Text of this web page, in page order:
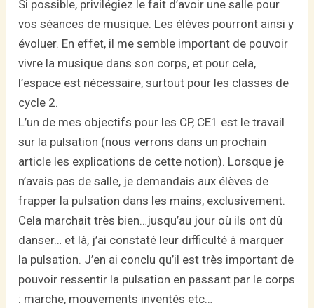
Si possible, privilégiez le fait d’avoir une salle pour
vos séances de musique. Les élèves pourront ainsi y
évoluer. En effet, il me semble important de pouvoir
vivre la musique dans son corps, et pour cela,
l’espace est nécessaire, surtout pour les classes de
cycle 2.
L’un de mes objectifs pour les CP, CE1 est le travail
sur la pulsation (nous verrons dans un prochain
article les explications de cette notion). Lorsque je
n’avais pas de salle, je demandais aux élèves de
frapper la pulsation dans les mains, exclusivement.
Cela marchait très bien…jusqu’au jour où ils ont dû
danser… et là, j’ai constaté leur difficulté à marquer
la pulsation. J’en ai conclu qu’il est très important de
pouvoir ressentir la pulsation en passant par le corps
: marche, mouvements inventés etc…